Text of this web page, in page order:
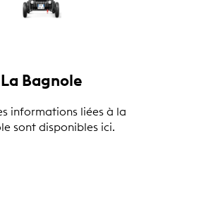
La Bagnole
informations liées à la
sont disponibles ici.